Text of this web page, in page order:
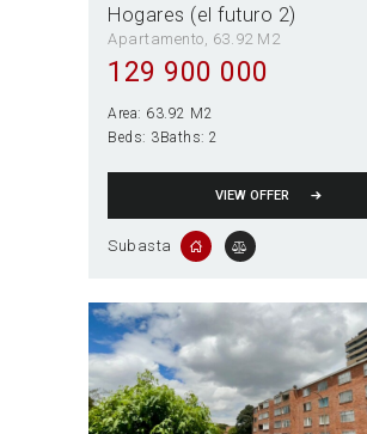
Hogares (el futuro 2)
Apartamento 63.92 M2
129 900 000
Area: 63.92 M2
Beds: 3Baths: 2
VIEW OFFER
Subasta